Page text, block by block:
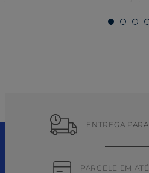
ENTREGA PARA
PARCELE EM ATÉ